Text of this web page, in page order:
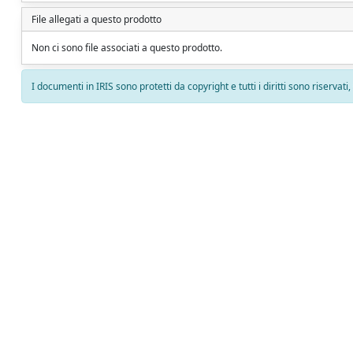
File allegati a questo prodotto
Non ci sono file associati a questo prodotto.
I documenti in IRIS sono protetti da copyright e tutti i diritti sono